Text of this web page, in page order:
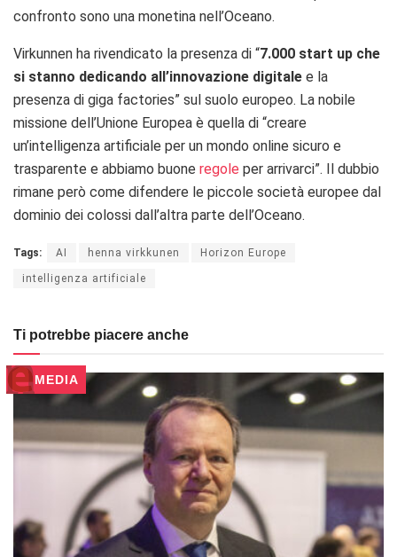
confronto sono una monetina nell’Oceano.
Virkunnen ha rivendicato la presenza di “7.000 start up che
si stanno dedicando all’innovazione digitale e la
presenza di giga factories” sul suolo europeo. La nobile
missione dell’Unione Europea è quella di “creare
un’intelligenza artificiale per un mondo online sicuro e
trasparente e abbiamo buone regole per arrivarci”. Il dubbio
rimane però come difendere le piccole società europee dal
dominio dei colossi dall’altra parte dell’Oceano.
Tags: AI henna virkkunen Horizon Europe
intelligenza artificiale
Ti potrebbe piacere anche
MEDIA